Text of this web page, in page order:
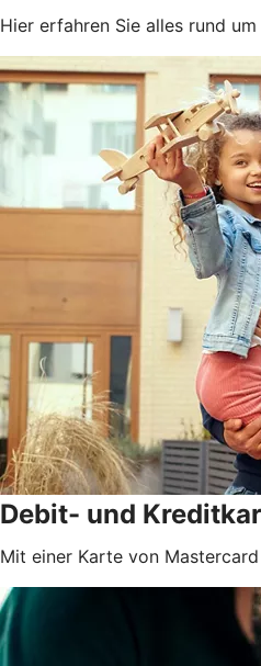
Hier erfahren Sie alles rund
Debit- und
Mit einer Karte von